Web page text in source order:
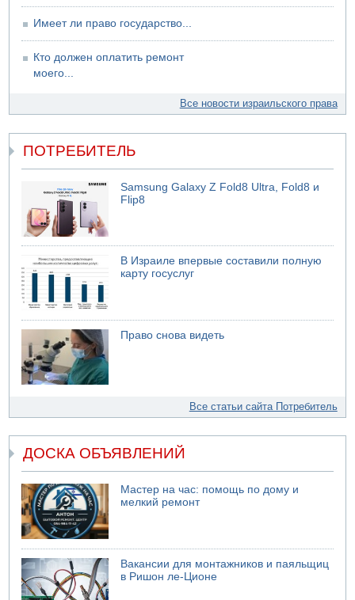
Имеет ли право государство...
Кто должен оплатить ремонт
моего...
Все новости израильского права
ПОТРЕБИТЕЛЬ
Samsung Galaxy Z Fold8 Ultra, Fold8 и
Flip8
В Израиле впервые составили полную
карту госуслуг
Право снова видеть
Все статьи сайта Потребитель
ДОСКА ОБЪЯВЛЕНИЙ
Мастер на час: помощь по дому и
мелкий ремонт
Вакансии для монтажников и паяльщиц
в Ришон ле-Ционе